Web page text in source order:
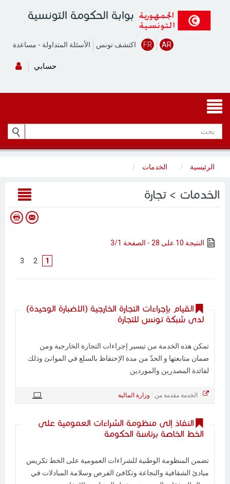
بوابة الحكومة التونسية
الأسئلة المتداولة - مساعدة اكتشف تونس FR AR
حسابي
الرئيسية الخدمات
الخدمات > تجارة
النتيجة 10 على 28 - الصفحة 3/1
1
2
3
القيام بإجراءات التجارة الخارجية (الاضبارة الوحيدة)
لدى شبكة تونس للتجارة
تمكن هذه الخدمة من تيسير إجراءات التجارة الخارجية ومن
ضمان متابعتها و الحدّ من مدة الإحتفاظ بالسلع في الموانئ وذلك
لفائدة المصدرين والموردين
الخدمة مقدمة من : وزارة المالية
النفاذ إلى منظومة الشراءات العمومية على
الخط الخاصة برئاسة الحكومة
تضمن المنظومة الوطنية للشراءات العمومية على الخط تكريس
مبادئ الشفافية والنجاعة وتكافئ الفرص وسلامة المبادلات في